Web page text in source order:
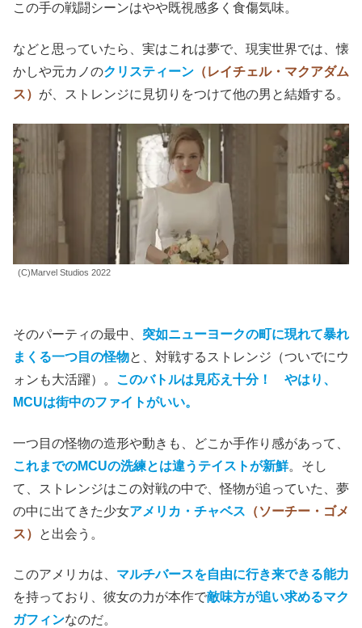
この手の戦闘シーンはやや既視感多く食傷気味。
などと思っていたら、実はこれは夢で、現実世界では、懐
かしや元カノのクリスティーン （レイチェル・マクアダム
ス） が、ストレンジに見切りをつけて他の男と結婚する。
(C)Marvel Studios 2022
そのパーティの最中、 突如ニューヨークの町に現れて暴れ
まくる一つ目の怪物と、対戦するストレンジ（ついでにウ
ォンも大活躍）。 このバトルは見応え十分！
やはり、
MCUは街中のファイトがいい。
一つ目の怪物の造形や動きも、どこか手作り感があって、
これまでのMCUの洗練とは違うテイストが新鮮。そし
て、ストレンジはこの対戦の中で、怪物が追っていた、夢
の中に出てきた少女アメリカ・チャベス （ソーチー・ゴメ
ス）
と出会う。
このアメリカは、 マルチバースを自由に行き来できる能力
を持っており、彼女の力が本作で敵味方が追い求めるマク
ガフィンなのだ。